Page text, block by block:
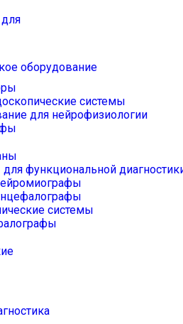
оборудование
системы
для нейрофизиологии
функциональной
системы